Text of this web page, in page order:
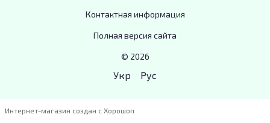
Контактная информация
Полная версия сайта
© 2026
Укр Рус
Интернет-магазин создан с Хорошоп